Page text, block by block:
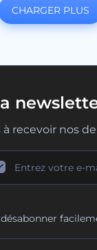
CHARGER PLUS
recevoir nos